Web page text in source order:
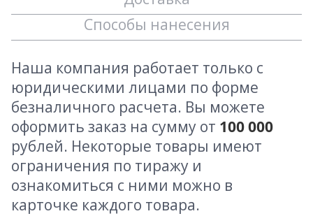
Способы нанесения
Наша компания работает только с
юридическими лицами по форме
безналичного расчета. Вы можете
оформить заказ на сумму от 100 000
рублей. Некоторые товары имеют
ограничения по тиражу и
ознакомиться с ними можно в
карточке каждого товара.